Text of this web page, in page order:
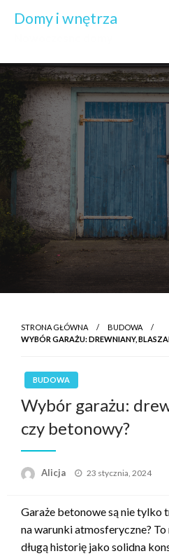
Domy i wnętrza
STRONA GŁÓWNA
BUDOWA
WYBÓR GARAŻU: DREWNIANY,
BUDOWA
Wybór garażu:
czy betonowy?
Alicja
Opublikowane
23 stycznia, 2024
Garaże betonowe są nie tylko
na warunki atmosferyczne?
długą historię jako solidna